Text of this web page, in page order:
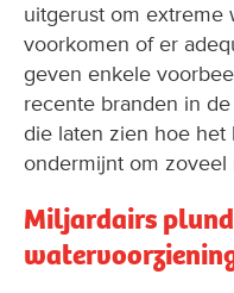
uitgerust om extreme
voorkomen of er
geven enkele
recente branden in
die laten zien hoe het
ondermijnt om zoveel
Miljardairs